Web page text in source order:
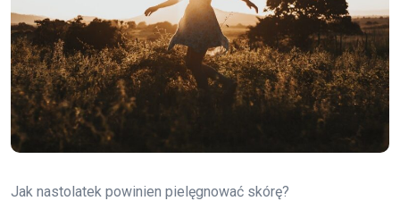
Jak nastolatek powinien pielęgnować skórę?